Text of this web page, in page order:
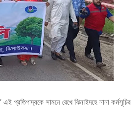
প্রতিপাদ্যকে সামনে রেখে ঝিনাইদহে নানা কর্মসূচির